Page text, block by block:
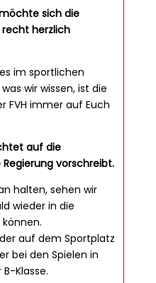
sich die
herzlich
im sportlichen
wir wissen, ist die
FVH immer auf Euch
auf die
vorschreibt.
halten, sehen wir
wieder in die
auf dem Sportplatz
bei den Spielen in
Klasse.